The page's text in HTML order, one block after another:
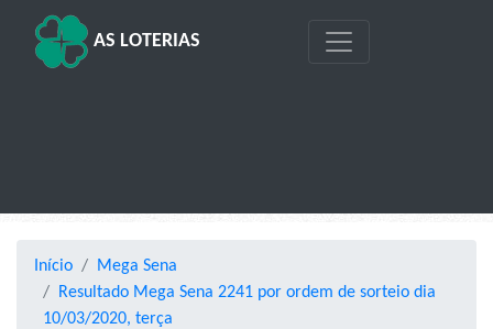
AS LOTERIAS
Início
Mega Sena
Resultado Mega Sena 2241 por ordem de sorteio dia
10/03/2020, terça